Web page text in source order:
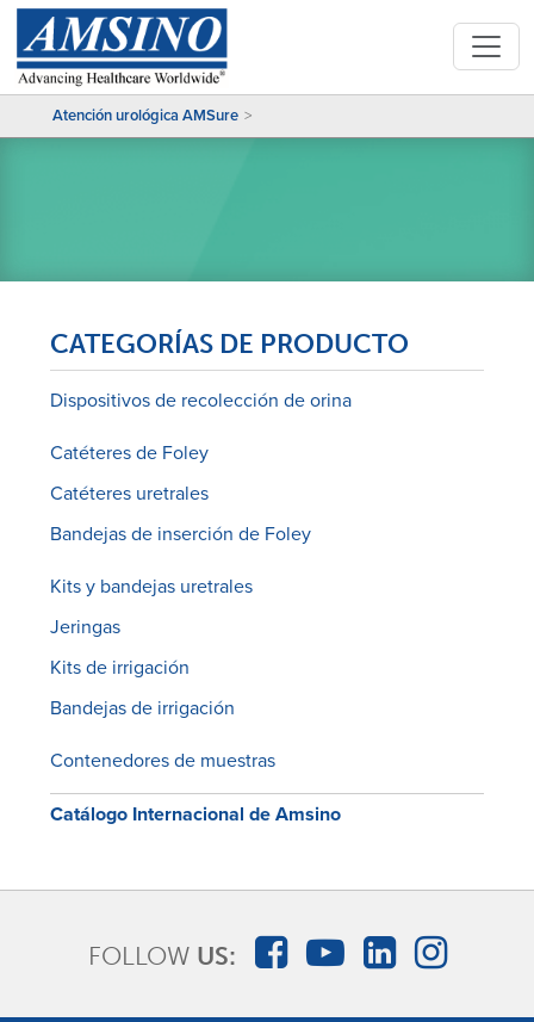
Atención urológica AMSure
CATEGORÍAS DE PRODUCTO
Dispositivos de recolección de orina
Catéteres de Foley
Catéteres uretrales
Bandejas de inserción de Foley
Kits y bandejas uretrales
Jeringas
Kits de irrigación
Bandejas de irrigación
Contenedores de muestras
Catálogo Internacional de Amsino
FOLLOW US: